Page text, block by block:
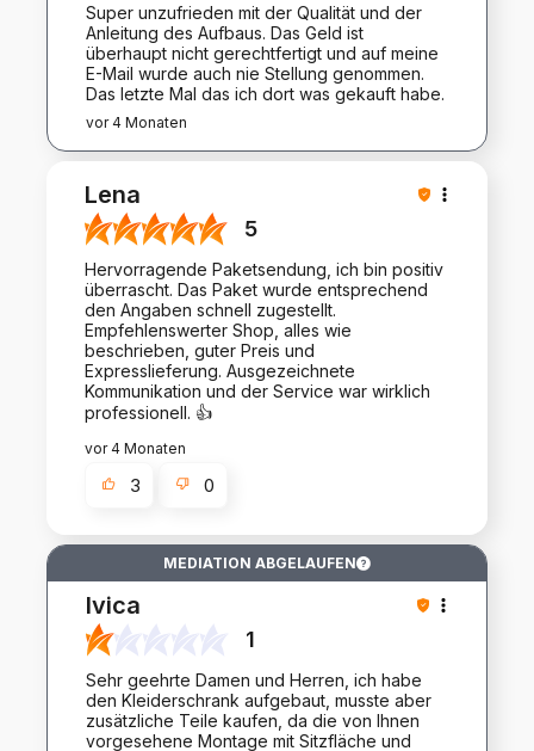
Super unzufrieden mit der Qualität und der
Anleitung des Aufbaus. Das Geld ist
überhaupt nicht gerechtfertigt und auf meine
E-Mail wurde auch nie Stellung genommen.
Das letzte Mal das ich dort was gekauft habe.
vor 4 Monaten
Lena
5
Hervorragende Paketsendung, ich bin positiv
überrascht. Das Paket wurde entsprechend
den Angaben schnell zugestellt.
Empfehlenswerter Shop, alles wie
beschrieben, guter Preis und
Expresslieferung. Ausgezeichnete
Kommunikation und der Service war wirklich
professionell. 👍️
vor 4 Monaten
3 0
MEDIATION ABGELAUFEN
Ivica
1
Sehr geehrte Damen und Herren, ich habe
den Kleiderschrank aufgebaut, musste aber
zusätzliche Teile kaufen, da die von Ihnen
vorgesehene Montage mit Sitzfläche und